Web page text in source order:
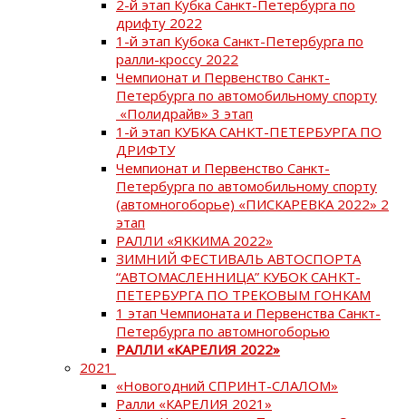
2-й этап Кубка Санкт-Петербурга по
дрифту 2022
1-й этап Кубока Санкт-Петербурга по
ралли-кроссу 2022
Чемпионат и Первенство Санкт-
Петербурга по автомобильному спорту
«Полидрайв» 3 этап
1-й этап КУБКА САНКТ-ПЕТЕРБУРГА ПО
ДРИФТУ
Чемпионат и Первенство Санкт-
Петербурга по автомобильному спорту
(автомногоборье) «ПИСКАРЕВКА 2022» 2
этап
РАЛЛИ «ЯККИМА 2022»
ЗИМНИЙ ФЕСТИВАЛЬ АВТОСПОРТА
“АВТОМАСЛЕННИЦА” КУБОК САНКТ-
ПЕТЕРБУРГА ПО ТРЕКОВЫМ ГОНКАМ
1 этап Чемпионата и Первенства Санкт-
Петербурга по автомногоборью
РАЛЛИ «КАРЕЛИЯ 2022»
2021
«Новогодний СПРИНТ-СЛАЛОМ»
Ралли «КАРЕЛИЯ 2021»